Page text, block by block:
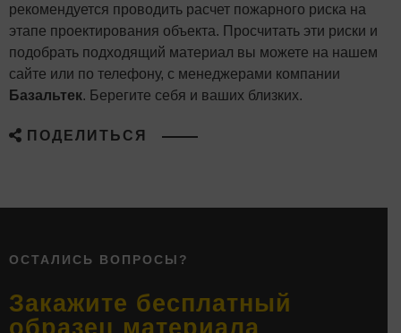
рекомендуется проводить расчет пожарного риска на
этапе проектирования объекта. Просчитать эти риски и
подобрать подходящий материал вы можете на нашем
сайте или по телефону, с менеджерами компании
Базальтек. Берегите себя и ваших близких.
ПОДЕЛИТЬСЯ
ОСТАЛИСЬ ВОПРОСЫ?
Закажите бесплатный